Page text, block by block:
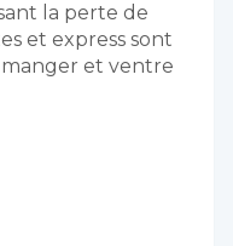
la perte de
et express sont
et ventre